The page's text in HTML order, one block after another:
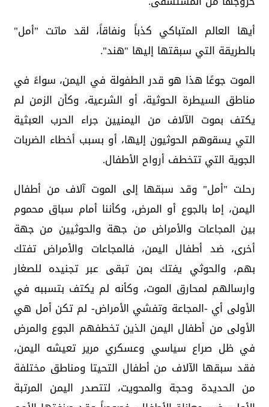
أيها العالم المتباكي كذباً ونفاقاً، لقد ماتت "أمل"
بالطريقة التي سبقتها إليها "هند".
الموت جوعًا هذا هو قدر الطفولة في اليمن، سواءً في
مناطق السيطرة الحوثية، أو الشرعية، وكأن الزمن لم
يكتف بموت الآلاف من اليمنيين جراء الحرب العبثية
التي يسقوهم الحوثيون إليها، أو بسبب أخطاء الضربات
الجوية التي تتخطف أرواح الأطفال.
رحلت "أمل" وقد سبقها إلى الموت آلاف من أطفال
اليمن، إما بالجوع أو المرض، وكأننا أمام سباق محموم
بين المجاعات والأمراض من جهة والحوثيين من جهة
أخرى، ضد أطفال اليمن، فالمجاعات والأمراض تفتك
بهم، والحوثي يفتك بمن تبقى عبر تجنيده للصغار
وارسالهم لمحارق الموت، وكأنه لم يكتف بتسببه في
الأولى أي -المجاعة وتفشي الأمراض- لم تكن أمل هي
الأولى من أطفال اليمن الذين تخطفهم الجوع والمرض
في ظل صراع سياسي وعسكري مرير تعيشه اليمن،
فقد سبقها الآلاف من أطفال التحيتا ومناطق مختلفة
من الحديدة وحجة والمحويت، لتتصدر اليمن المرتبة